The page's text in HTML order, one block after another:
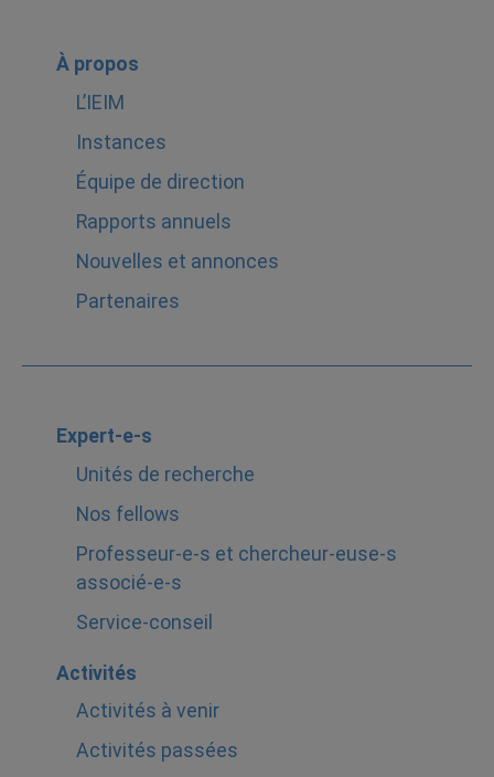
À propos
L’IEIM
Instances
Équipe de direction
Rapports annuels
Nouvelles et annonces
Partenaires
Expert-e-s
Unités de recherche
Nos fellows
Professeur-e-s et chercheur-euse-s
associé-e-s
Service-conseil
Activités
Activités à venir
Activités passées